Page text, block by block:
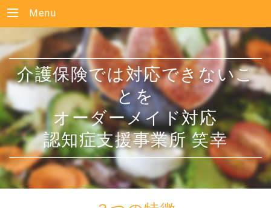
Menu
介護保険では対応できないこ
とを
オーダーメイド対応
認知症支援事業所 笑幸